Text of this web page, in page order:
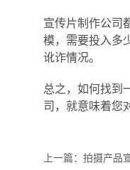
宣传片制作公司
模，需要投入多
讹诈情况。
总之，如何找到
司，就意味着您
上一篇： 拍摄产品